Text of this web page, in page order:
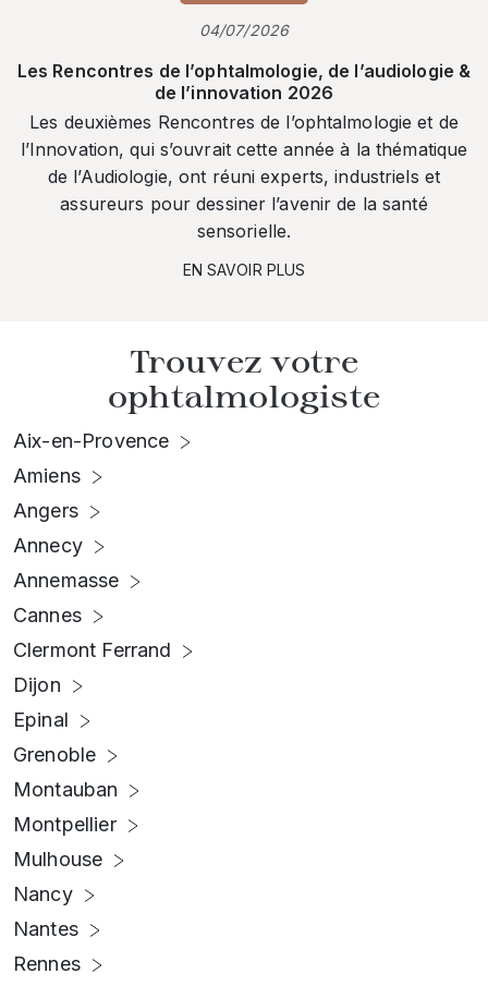
04/07/2026
Les Rencontres de l’ophtalmologie, de l’audiologie &
de l’innovation 2026
Les deuxièmes Rencontres de l’ophtalmologie et de
l’Innovation, qui s’ouvrait cette année à la thématique
de l’Audiologie, ont réuni experts, industriels et
assureurs pour dessiner l’avenir de la santé
sensorielle.
EN SAVOIR PLUS
Trouvez votre
ophtalmologiste
Aix-en-Provence
Amiens
Angers
Annecy
Annemasse
Cannes
Clermont Ferrand
Dijon
Epinal
Grenoble
Montauban
Montpellier
Mulhouse
Nancy
Nantes
Rennes